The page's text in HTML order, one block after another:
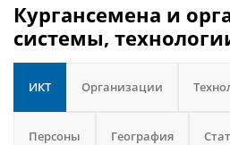
Кургансемена и
системы,
ИКТ Организации
Персоны География